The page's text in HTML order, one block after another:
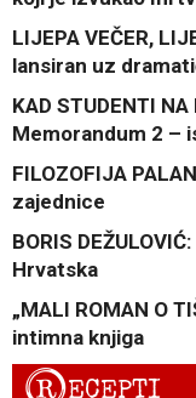
LIJEPA VEČER,
lansiran uz
KAD STUDENTI
Memorandum 2 –
FILOZOFIJA
zajednice
BORIS
Hrvatska
„MALI ROMAN O
intimna knjiga
ECEPTI